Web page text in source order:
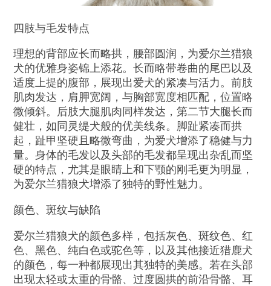
四肢与毛发特点
理想的背部应长而略拱，腰部圆润，为爱尔兰猎狼
犬的优雅身姿锦上添花。长而略带卷曲的尾巴以及
适度上提的腹部，展现出爱犬的紧凑与活力。前肢
肌肉发达，肩胛宽阔，与胸部宽度相匹配，位置略
微倾斜。后肢大腿肌肉同样发达，第二节大腿长而
健壮，如同灵缇犬般的优美线条。脚趾紧凑而拱
起，趾甲坚硬且略微弯曲，为爱犬增添了稳健与力
量。身体的毛发以及头部的毛发都呈现出杂乱而坚
硬的特点，尤其是眼睛上和下颚的刚毛更为明显，
为爱尔兰猎狼犬增添了独特的野性魅力。
颜色、斑纹与缺陷
爱尔兰猎狼犬的颜色多样，包括灰色、斑纹色、红
色、黑色、纯白色或驼色等，以及其他接近猎鹿犬
的颜色，每一种都展现出其独特的美感。若在头部
出现太轻或太重的骨骼、过度圆拱的前沿骨骼、耳